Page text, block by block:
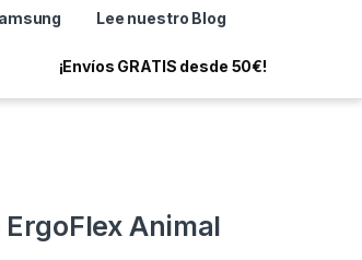
Lee nuestro Blog
¡Envíos GRATIS desde 50€!
Animal